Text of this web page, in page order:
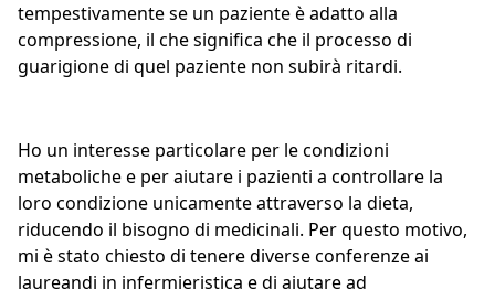
tempestivamente se un paziente è adatto alla
compressione, il che significa che il processo di
guarigione di quel paziente non subirà ritardi.
Ho un interesse particolare per le condizioni
metaboliche e per aiutare i pazienti a controllare la
loro condizione unicamente attraverso la dieta,
riducendo il bisogno di medicinali. Per questo motivo,
mi è stato chiesto di tenere diverse conferenze ai
laureandi in infermieristica e di aiutare ad